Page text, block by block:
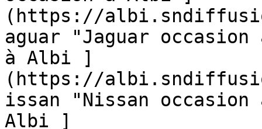
(https://
aguar "Jaguar
à Albi ]
(https://
issan "Nissan
Albi ]